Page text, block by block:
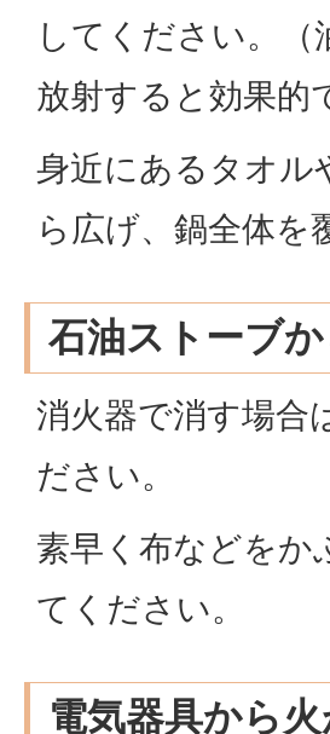
してください。
放射すると効果的
身近にあるタオル
ら広げ、鍋全体
石油ストーブ
消火器で消す場合
ださい。
素早く布などをか
てください。
電気器具から